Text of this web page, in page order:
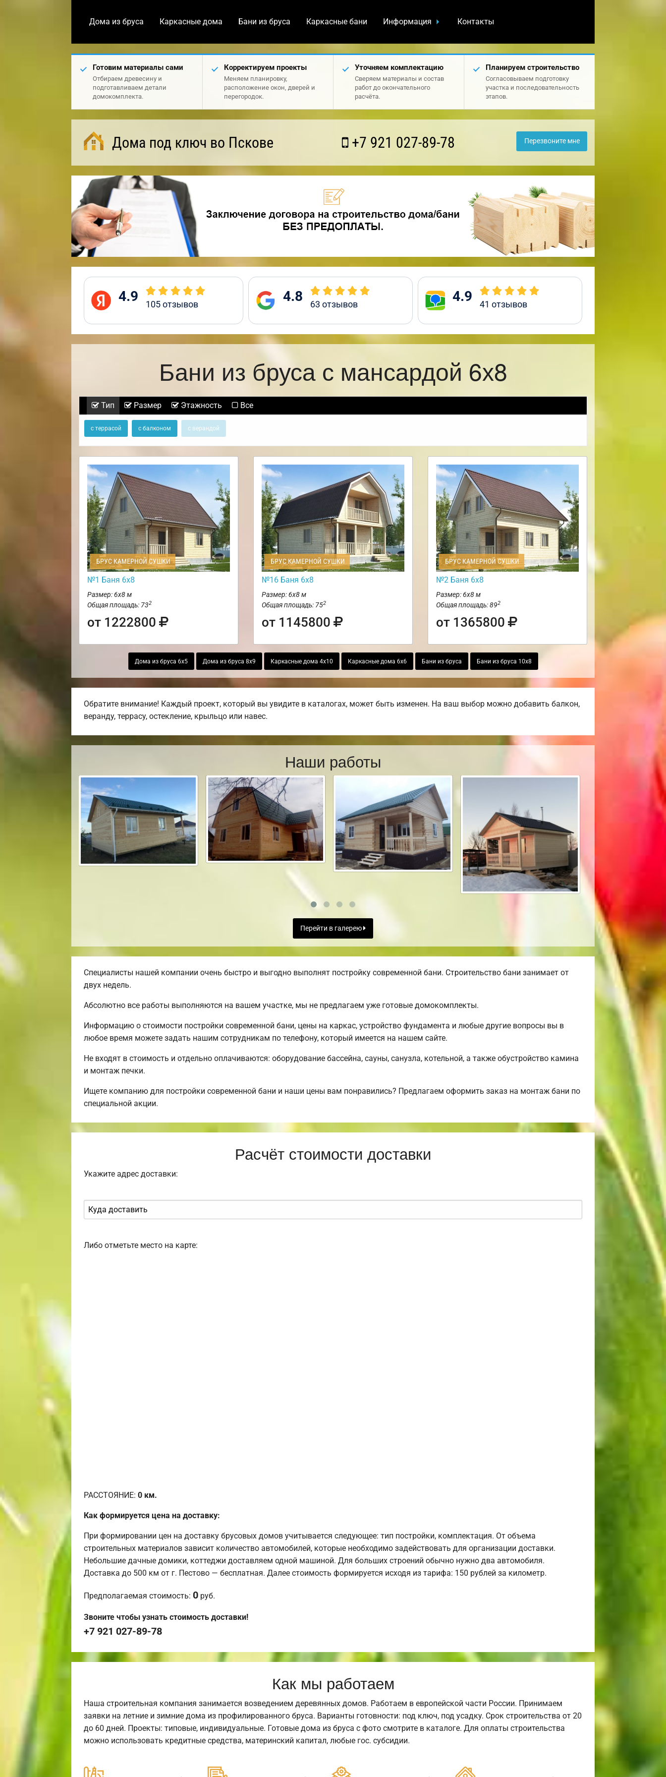
Дома из бруса Каркасные дома Бани из бруса Каркасные бани Информация Контакты
Готовим материалы сами
Отбираем древесину и
подготавливаем детали
домокомплекта.
Корректируем проекты
Меняем планировку,
расположение окон, дверей и
перегородок.
Уточняем комплектацию
Сверяем материалы и состав
работ до окончательного
расчёта.
Планируем строительство
Согласовываем подготовку
участка и последовательность
этапов.
Дома под ключ во Пскове +7 921 027-89-78 Перезвоните мне
4.9 105отзывов 4.8 63 отзывов 4.9 41 отзывов
Бани из бруса с мансардой 6х8
Тип Размер Этажность Все
с террасой с балконом с верандой
БРУС КАМЕРНОЙ СУШКИ
№1 Баня 6х8
Размер: 6х8 м
Общая площадь: 732
от 1222800
БРУС КАМЕРНОЙ СУШКИ
№16 Баня 6х8
Размер: 6х8 м
Общая площадь: 752
от 1145800
БРУС КАМЕРНОЙ СУШКИ
№2 Баня 6х8
Размер: 6х8 м
Общая площадь: 892
от 1365800
Дома из бруса 6х5 Дома из бруса 8х9 Каркасные дома 4х10 Каркасные дома 6х6 Бани из бруса Бани из бруса 10х8
Обратите внимание! Каждый проект, который вы увидите в каталогах, может быть изменен. На ваш выбор можно добавить балкон,
веранду, террасу, остекление, крыльцо или навес.
Наши работы
Перейти в галерею
Специалисты нашей компании очень быстро и выгодно выполнят постройку современной бани. Строительство бани занимает от
двух недель.
Абсолютно все работы выполняются на вашем участке, мы не предлагаем уже готовые домокомплекты.
Информацию о стоимости постройки современной бани, цены на каркас, устройство фундамента и любые другие вопросы вы в
любое время можете задать нашим сотрудникам по телефону, который имеется на нашем сайте.
Не входят в стоимость и отдельно оплачиваются: оборудование бассейна, сауны, санузла, котельной, а также обустройство камина
и монтаж печки.
Ищете компанию для постройки современной бани и наши цены вам понравились? Предлагаем оформить заказ на монтаж бани по
специальной акции.
Расчёт стоимости доставки
Укажите адрес доставки:
Либо отметьте место на карте:
РАССТОЯНИЕ: 0 км.
Как формируется цена на доставку:
При формировании цен на доставку брусовых домов учитывается следующее: тип постройки, комплектация. От объема
строительных материалов зависит количество автомобилей, которые необходимо задействовать для организации доставки.
Небольшие дачные домики, коттеджи доставляем одной машиной. Для больших строений обычно нужно два автомобиля.
Доставка до 500 км от г. Пестово — бесплатная. Далее стоимость формируется исходя из тарифа: 150 рублей за километр.
Предполагаемая стоимость: 0 руб.
Звоните чтобы узнать стоимость доставки!
+7 921 027-89-78
Как мы работаем
Наша строительная компания занимается возведением деревянных домов. Работаем в европейской части России. Принимаем
заявки на летние и зимние дома из профилированного бруса. Варианты готовности: под ключ, под усадку. Срок строительства от 20
до 60 дней. Проекты: типовые, индивидуальные. Готовые дома из бруса с фото смотрите в каталоге. Для оплаты строительства
можно использовать кредитные средства, материнский капитал, любые гос. субсидии.